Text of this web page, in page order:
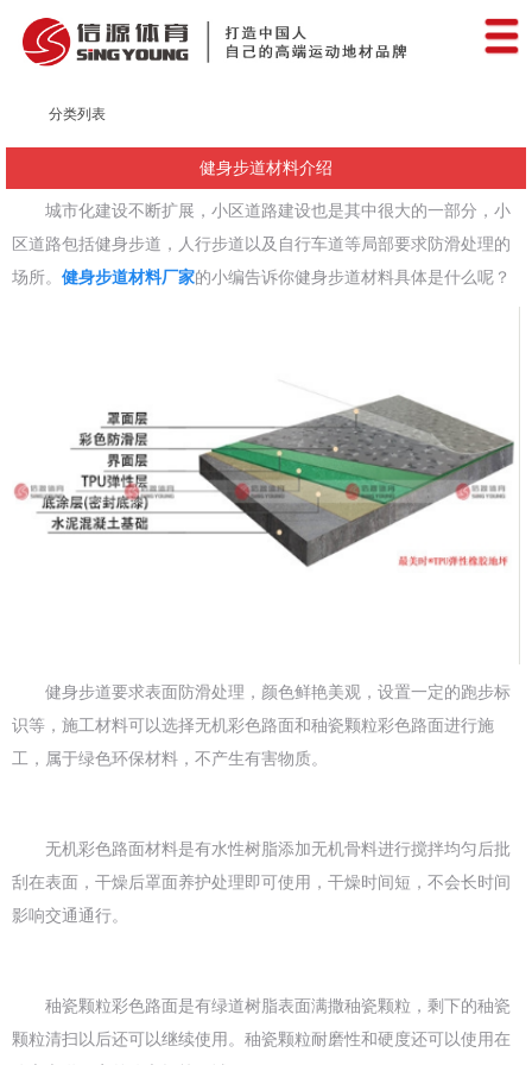
分类列表
健身步道材料介绍
城市化建设不断扩展，小区道路建设也是其中很大的一部分，小
区道路包括健身步道，人行步道以及自行车道等局部要求防滑处理的
场所。 健身步道材料厂家的小编告诉你健身步道材料具体是什么呢？
健身步道要求表面防滑处理，颜色鲜艳美观，设置一定的跑步标
识等，施工材料可以选择无机彩色路面和秞瓷颗粒彩色路面进行施
工，属于绿色环保材料，不产生有害物质。
无机彩色路面材料是有水性树脂添加无机骨料进行搅拌均匀后批
刮在表面，干燥后罩面养护处理即可使用，干燥时间短，不会长时间
影响交通通行。
秞瓷颗粒彩色路面是有绿道树脂表面满撒秞瓷颗粒，剩下的秞瓷
颗粒清扫以后还可以继续使用。秞瓷颗粒耐磨性和硬度还可以使用在